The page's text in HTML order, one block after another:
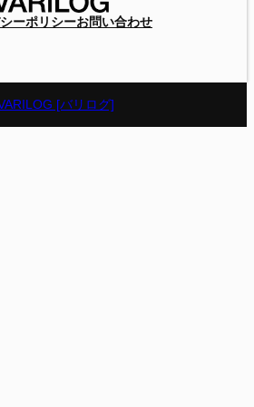
ーポリシーお問い合わせ
[バリログ]